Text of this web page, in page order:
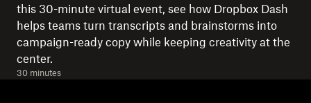
this 30-minute virtual event, see how Dropbox Dash
helps teams turn transcripts and brainstorms into
campaign-ready copy while keeping creativity at the
center.
30 minutes